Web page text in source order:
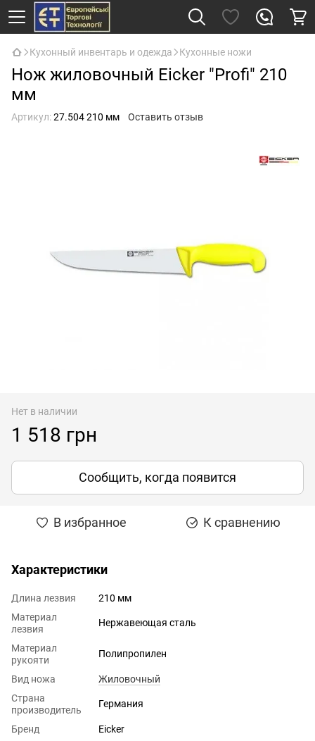
Кухонный инвентарь и одежда Кухонные ножи
Нож жиловочный Eicker "Profi" 210
мм
Артикул:27.504 210 мм Оставить отзыв
Нет в наличии
1 518 грн
Сообщить, когда появится
В избранное К сравнению
Характеристики
Длина лезвия
210 мм
Материал
лезвия
Нержавеющая сталь
Материал
рукояти
Полипропилен
Вид ножа
Жиловочный
Страна
производитель
Германия
Бренд
Eicker